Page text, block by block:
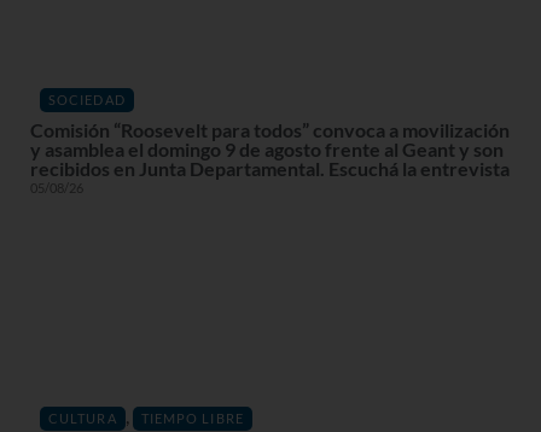
SOCIEDAD
Comisión “Roosevelt para todos” convoca a movilización
y asamblea el domingo 9 de agosto frente al Geant y son
recibidos en Junta Departamental. Escuchá la entrevista
05/08/26
CULTURA , TIEMPO LIBRE